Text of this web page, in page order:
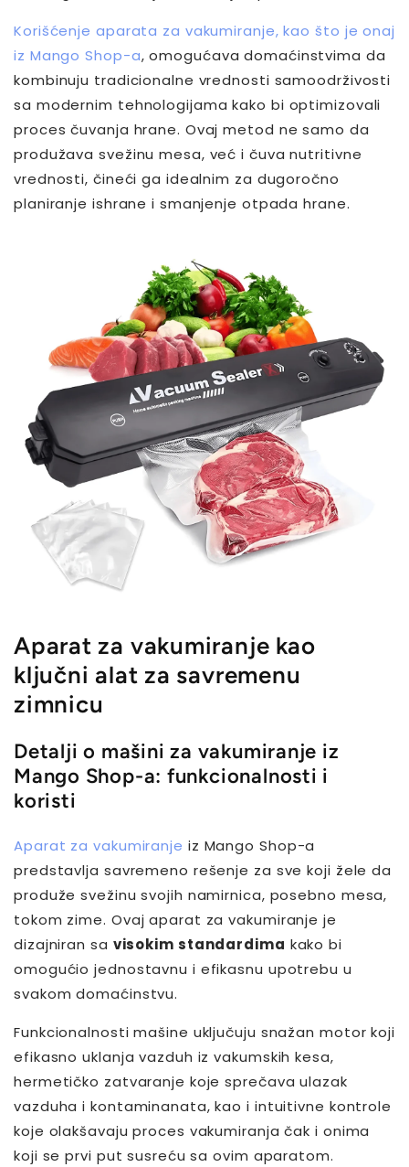
Korišćenje aparata za vakumiranje, kao što je onaj
iz Mango Shop-a, omogućava domaćinstvima da
kombinuju tradicionalne vrednosti samoodrživosti
sa modernim tehnologijama kako bi optimizovali
proces čuvanja hrane. Ovaj metod ne samo da
produžava svežinu mesa, već i čuva nutritivne
vrednosti, čineći ga idealnim za dugoročno
planiranje ishrane i smanjenje otpada hrane.
Aparat za vakumiranje kao
ključni alat za savremenu
zimnicu
Detalji o mašini za vakumiranje iz
Mango Shop-a: funkcionalnosti i
koristi
Aparat za vakumiranje iz Mango Shop-a
predstavlja savremeno rešenje za sve koji žele da
produže svežinu svojih namirnica, posebno mesa,
tokom zime. Ovaj aparat za vakumiranje je
dizajniran sa visokim standardima kako bi
omogućio jednostavnu i efikasnu upotrebu u
svakom domaćinstvu.
Funkcionalnosti mašine uključuju snažan motor koji
efikasno uklanja vazduh iz vakumskih kesa,
hermetičko zatvaranje koje sprečava ulazak
vazduha i kontaminanata, kao i intuitivne kontrole
koje olakšavaju proces vakumiranja čak i onima
koji se prvi put susreću sa ovim aparatom.